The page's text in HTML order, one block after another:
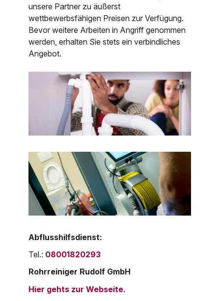
unsere Partner zu äußerst
wettbewerbsfähigen Preisen zur Verfügung.
Bevor weitere Arbeiten in Angriff genommen
werden, erhalten Sie stets ein verbindliches
Angebot.
Abflusshilfsdienst:
Tel.: 08001820293
Rohrreiniger Rudolf GmbH
Hier gehts zur Webseite.